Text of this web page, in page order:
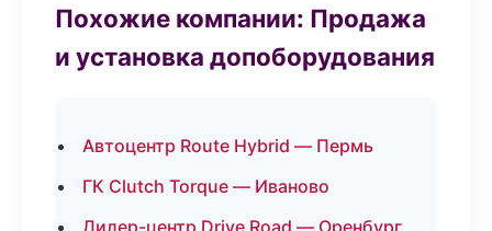
Похожие компании: Продажа
и установка допоборудования
Автоцентр Route Hybrid — Пермь
ГК Clutch Torque — Иваново
Дилер-центр Drive Road — Оренбург